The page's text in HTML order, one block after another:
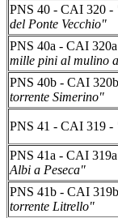
PNS 40 - CAI 320 -
del Ponte Vecchio"
PNS 40a - CAI
mille pini al mulino
PNS 40b - CAI
torrente Simerino"
PNS 41 - CAI 319 -
PNS 41a - CAI
Albi a Peseca"
PNS 41b - CAI
torrente Litrello"